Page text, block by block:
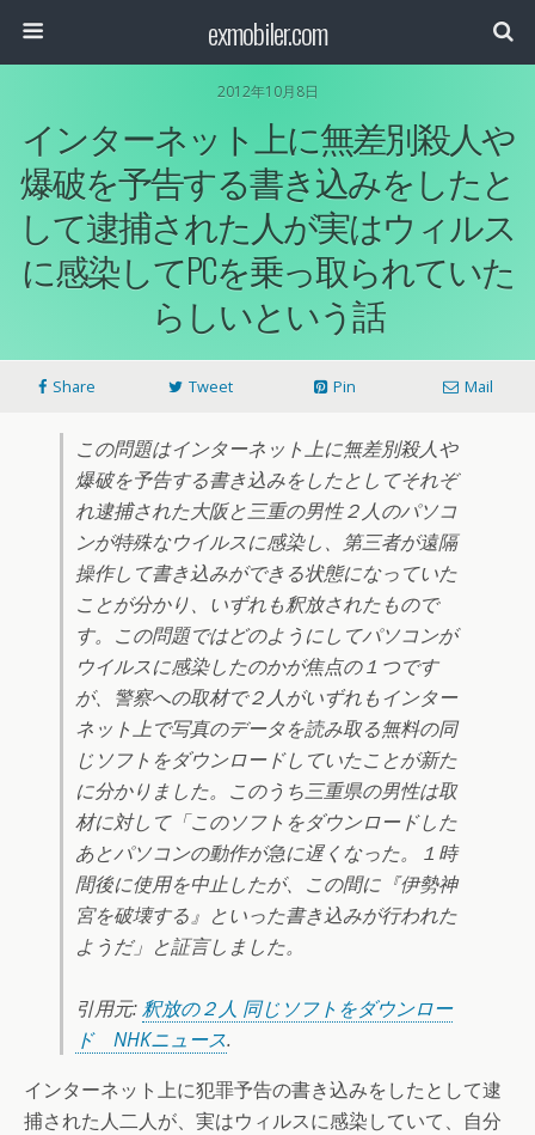
exmobiler.com
2012年10月8日
インターネット上に無差別殺人や
爆破を予告する書き込みをしたと
して逮捕された人が実はウィルス
に感染してPCを乗っ取られていた
らしいという話
Share Tweet Pin Mail
この問題はインターネット上に無差別殺人や
爆破を予告する書き込みをしたとしてそれぞ
れ逮捕された大阪と三重の男性２人のパソコ
ンが特殊なウイルスに感染し、第三者が遠隔
操作して書き込みができる状態になっていた
ことが分かり、いずれも釈放されたもので
す。この問題ではどのようにしてパソコンが
ウイルスに感染したのかが焦点の１つです
が、警察への取材で２人がいずれもインター
ネット上で写真のデータを読み取る無料の同
じソフトをダウンロードしていたことが新た
に分かりました。このうち三重県の男性は取
材に対して「このソフトをダウンロードした
あとパソコンの動作が急に遅くなった。１時
間後に使用を中止したが、この間に『伊勢神
宮を破壊する』といった書き込みが行われた
ようだ」と証言しました。
引用元:釈放の２人 同じソフトをダウンロー
ド NHKニュース.
インターネット上に犯罪予告の書き込みをしたとして逮
捕された人二人が、実はウィルスに感染していて、自分